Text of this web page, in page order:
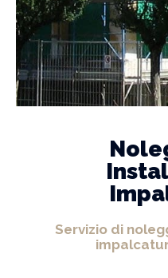
Servizio di